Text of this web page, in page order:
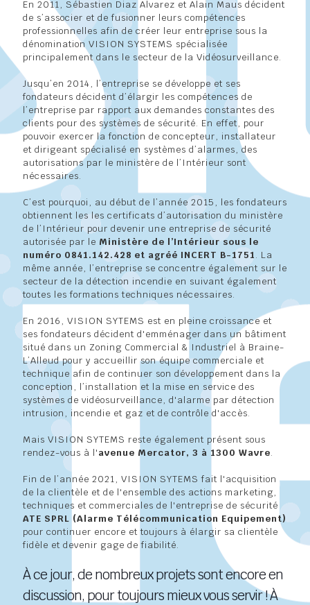
En 2011, Sébastien Diaz Alvarez et Alain Maus décident
de s’associer et de fusionner leurs compétences
professionnelles afin de créer leur entreprise sous la
dénomination VISION SYSTEMS spécialisée
principalement dans le secteur de la Vidéosurveillance.
Jusqu’en 2014, l’entreprise se développe et ses
fondateurs décident d’élargir les compétences de
l’entreprise par rapport aux demandes constantes des
clients pour des systèmes de sécurité. En effet, pour
pouvoir exercer la fonction de concepteur, installateur
et dirigeant spécialisé en systèmes d’alarmes, des
autorisations par le ministère de l’Intérieur sont
nécessaires.
C’est pourquoi, au début de l’année 2015, les fondateurs
obtiennent les les certificats d’autorisation du ministère
de l’Intérieur pour devenir une entreprise de sécurité
autorisée par le Ministère de l’Intérieur sous le
numéro 0841.142.428 et agréé INCERT B-1751. La
même année, l’entreprise se concentre également sur le
secteur de la détection incendie en suivant également
toutes les formations techniques nécessaires.
En 2016, VISION SYTEMS est en pleine croissance et
ses fondateurs décident d'emménager dans un bâtiment
situé dans un Zoning Commercial & Industriel à Braine-
L’Alleud pour y accueillir son équipe commerciale et
technique afin de continuer son développement dans la
conception, l’installation et la mise en service des
systèmes de vidéosurveillance, d'alarme par détection
intrusion, incendie et gaz et de contrôle d'accès.
Mais VISION SYTEMS reste également présent sous
rendez-vous à l'avenue Mercator, 3 à 1300 Wavre.
Fin de l’année 2021, VISION SYTEMS fait l'acquisition
de la clientèle et de l'ensemble des actions marketing,
techniques et commerciales de l'entreprise de sécurité
ATE SPRL (Alarme Télécommunication Equipement)
pour continuer encore et toujours à élargir sa clientèle
fidèle et devenir gage de fiabilité.
À ce jour, de nombreux projets sont encore en
discussion, pour toujours mieux vous servir ! À